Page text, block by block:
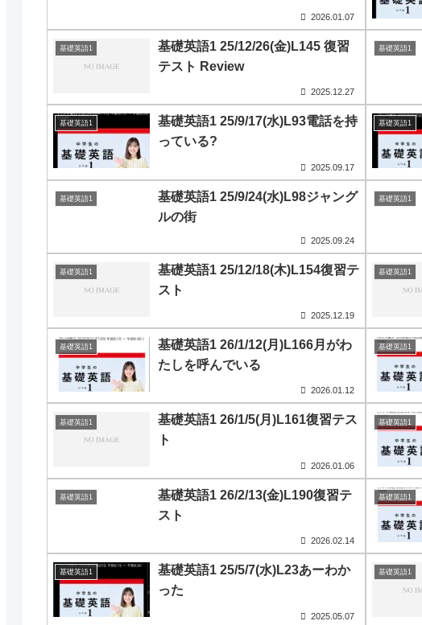
2026.01.07
基礎英語1
基礎英語1 25/12/26(金)L145 復習
テスト Review
2025.12.27
基礎英語1
基礎英語1
基礎英語1 25/9/17(水)L93電話を持
っている?
2025.09.17
基礎英語1
基礎英語1
基礎英語1 25/9/24(水)L98ジャング
ルの街
2025.09.24
基礎英語1
基礎英語1
基礎英語1 25/12/18(木)L154復習テ
スト
2025.12.19
基礎英語1
基礎英語1
基礎英語1 26/1/12(月)L166月がわ
たしを呼んでいる
2026.01.12
基礎英語1
基礎英語1
基礎英語1 26/1/5(月)L161復習テス
ト
2026.01.06
基礎英語1
基礎英語1
基礎英語1 26/2/13(金)L190復習テ
スト
2026.02.14
基礎英語1
基礎英語1
基礎英語1 25/5/7(水)L23あーわか
った
2025.05.07
基礎英語1